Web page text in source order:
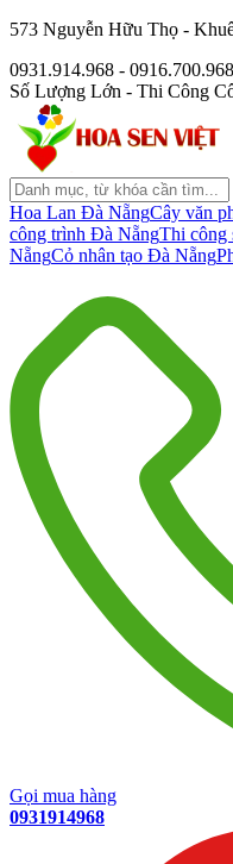
573 Nguyễn Hữu Thọ -
0931.914.968 -
Số Lượng Lớn - Thi Công
Hoa Lan Đà NẵngCây văn
công trình Đà NẵngThi công
NẵngCỏ nhân tạo Đà Nẵng
Gọi mua hàng
0931914968